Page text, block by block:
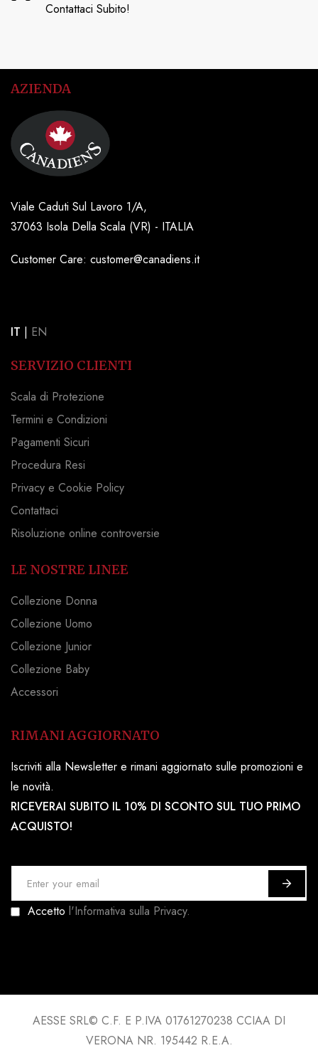
Contattaci Subito!
AZIENDA
Viale Caduti Sul Lavoro 1/A,
37063 Isola Della Scala (VR) - ITALIA
Customer Care: customer@canadiens.it
IT | EN
SERVIZIO CLIENTI
Scala di Protezione
Termini e Condizioni
Pagamenti Sicuri
Procedura Resi
Privacy e Cookie Policy
Contattaci
Risoluzione online controversie
LE NOSTRE LINEE
Collezione Donna
Collezione Uomo
Collezione Junior
Collezione Baby
Accessori
RIMANI AGGIORNATO
Iscriviti alla Newsletter e rimani aggiornato sulle promozioni e
le novità.
RICEVERAI SUBITO IL 10% DI SCONTO SUL TUO PRIMO
ACQUISTO!
c
i
Accetto l'Informativa sulla Privacy.
AESSE SRL© C.F. E P.IVA 01761270238 CCIAA DI
VERONA NR. 195442 R.E.A.